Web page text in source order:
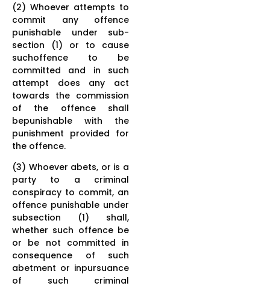
(2) Whoever attempts to
commit any offence
punishable under sub-
section (1) or to cause
suchoffence to be
committed and in such
attempt does any act
towards the commission
of the offence shall
bepunishable with the
punishment provided for
the offence.
(3) Whoever abets, or is a
party to a criminal
conspiracy to commit, an
offence punishable under
subsection (1) shall,
whether such offence be
or be not committed in
consequence of such
abetment or inpursuance
of such criminal